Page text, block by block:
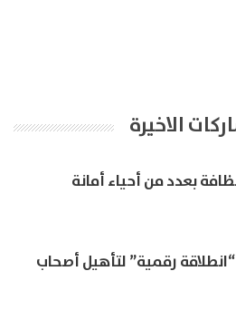
الاخيرة
بعدد من أحياء أمانة
رقمية” لتأهيل أصحاب